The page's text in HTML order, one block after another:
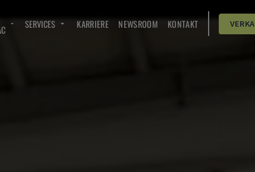
SERVICES KARRIERE NEWSROOM KONTAKT